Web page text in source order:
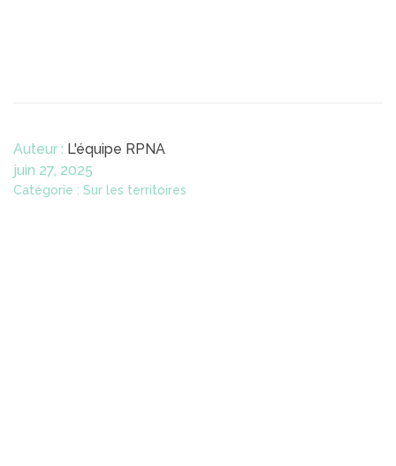
Auteur : L'équipe RPNA
juin 27, 2025
Catégorie : Sur les territoires